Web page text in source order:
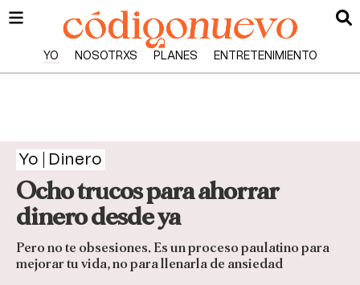
YO NOSOTRXS PLANES ENTRETENIMIENTO
Yo Dinero
Ocho trucos para ahorrar
dinero desde ya
Pero no te obsesiones. Es un proceso paulatino para
mejorar tu vida, no para llenarla de ansiedad